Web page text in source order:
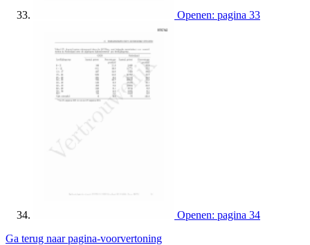
Openen: pagina 33
Openen: pagina 34
Ga terug naar pagina-voorvertoning